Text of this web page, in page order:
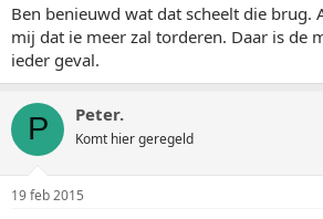
t
e
r
m
Ben benieuwd wat dat scheelt die brug.
mij dat ie meer zal torderen. Daar is de
ieder geval.
P Peter.
Komt hier geregeld
19 feb 2015